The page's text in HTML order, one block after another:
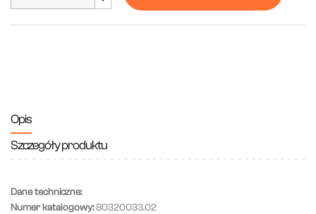
Opis
Szczegóły produktu
Dane techniczne:
Numer katalogowy:80320033.02